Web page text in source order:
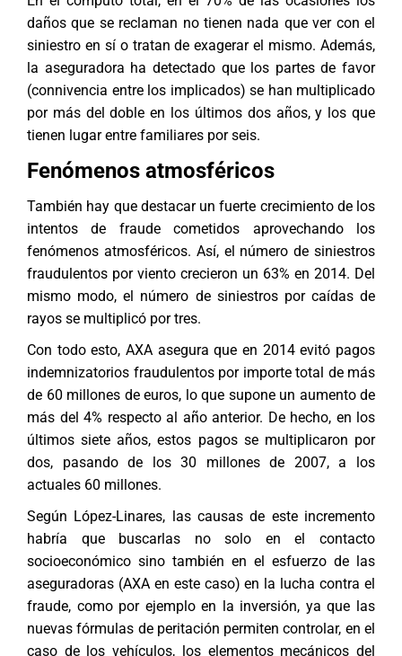
daños que se reclaman no tienen nada que ver con el
siniestro en sí o tratan de exagerar el mismo. Además,
la aseguradora ha detectado que los partes de favor
(connivencia entre los implicados) se han multiplicado
por más del doble en los últimos dos años, y los que
tienen lugar entre familiares por seis.
Fenómenos atmosféricos
También hay que destacar un fuerte crecimiento de los
intentos de fraude cometidos aprovechando los
fenómenos atmosféricos. Así, el número de siniestros
fraudulentos por viento crecieron un 63% en 2014. Del
mismo modo, el número de siniestros por caídas de
rayos se multiplicó por tres.
Con todo esto, AXA asegura que en 2014 evitó pagos
indemnizatorios fraudulentos por importe total de más
de 60 millones de euros, lo que supone un aumento de
más del 4% respecto al año anterior. De hecho, en los
últimos siete años, estos pagos se multiplicaron por
dos, pasando de los 30 millones de 2007, a los
actuales 60 millones.
Según López-Linares, las causas de este incremento
habría que buscarlas no solo en el contacto
socioeconómico sino también en el esfuerzo de las
aseguradoras (AXA en este caso) en la lucha contra el
fraude, como por ejemplo en la inversión, ya que las
nuevas fórmulas de peritación permiten controlar, en el
caso de los vehículos, los elementos mecánicos del